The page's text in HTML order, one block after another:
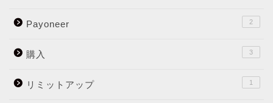
Payoneer 2
購入 3
リミットアップ 1